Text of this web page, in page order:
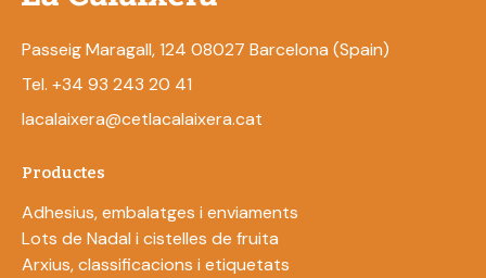
Passeig Maragall, 124 08027 Barcelona (Spain)
Tel. +34 93 243 20 41
lacalaixera@cetlacalaixera.cat
Productes
Adhesius, embalatges i enviaments
Lots de Nadal i cistelles de fruita
Arxius, classificacions i etiquetats